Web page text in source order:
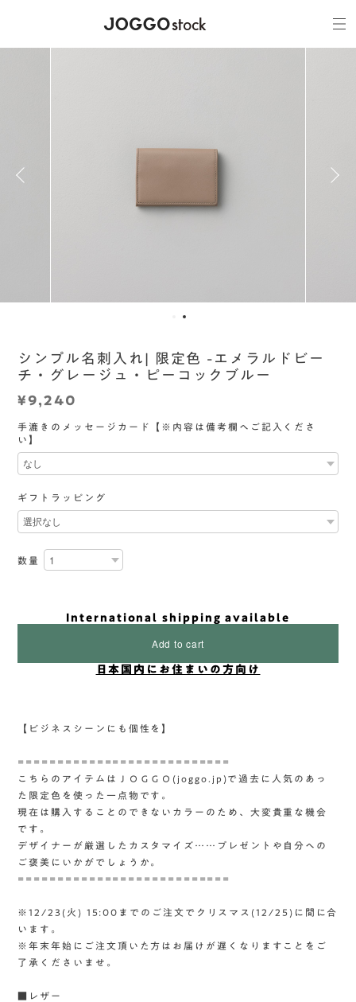
シンプル名刺入れ| 限定色 -エメラルドビー
チ・グレージュ・ピーコックブルー
¥9,240
手漉きのメッセージカード【※内容は備考欄へご記入くださ
い】
ギフトラッピング
数量
International shipping available
Add to cart
日本国内にお住まいの方向け
【ビジネスシーンにも個性を】
===========================
こちらのアイテムはＪＯＧＧＯ(joggo.jp)で過去に人気のあっ
た限定色を使った一点物です。
現在は購入することのできないカラーのため、大変貴重な機会
です。
デザイナーが厳選したカスタマイズ……プレゼントや自分への
ご褒美にいかがでしょうか。
===========================
※12/23(火) 15:00までのご注文でクリスマス(12/25)に間に合
います。
※年末年始にご注文頂いた方はお届けが遅くなりますことをご
了承くださいませ。
■レザー